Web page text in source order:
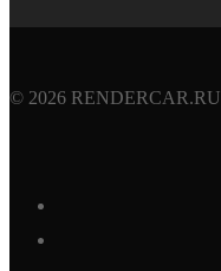
© 2026 RENDERCAR.RU